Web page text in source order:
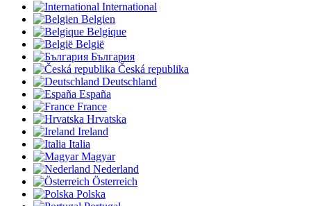
International
Belgien
Belgique
België
България
Česká republika
Deutschland
España
France
Hrvatska
Ireland
Italia
Magyar
Nederland
Österreich
Polska